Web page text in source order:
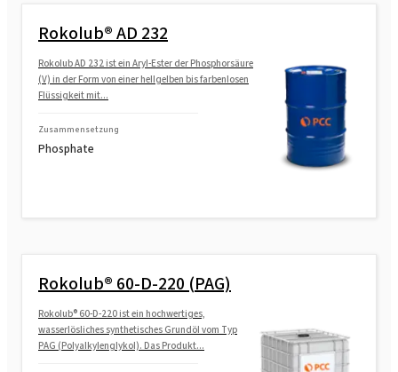
Rokolub® AD 232
Rokolub AD 232 ist ein Aryl-Ester der Phosphorsäure
(V) in der Form von einer hellgelben bis farbenlosen
Flüssigkeit mit...
Zusammensetzung
Phosphate
Rokolub® 60-D-220 (PAG)
Rokolub® 60-D-220 ist ein hochwertiges,
wasserlösliches synthetisches Grundöl vom Typ
PAG (Polyalkylenglykol). Das Produkt...